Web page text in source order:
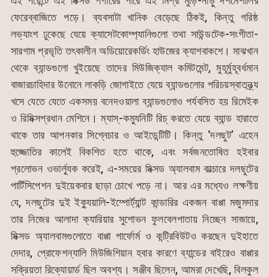
ফেরেব্বাজিতে পড়ে। ব্যবসাটা খানিক বেড়েছে ঠিকই, কিন্তু গরিষ্ঠ
লভ্যাংশ ঢুকেছে যেয়ে ক্যাসেটকোম্প্যানিগুলো তথা সাউন্ডটেক-সংগীতা-
সারগাম প্রভৃতি তৎকালীন অডিয়োরেকর্ডিং হাউজের ক্যাশবাকশে। মাঝখান
থেকে ব্যান্ডগুলো খুইয়েছে তাদের মিউজিক্যাল কমিটমেন্ট, মুহূর্মুহূবর্ধমান
বাজারচাহিদার উনোনে লাকড়ি জোগাইতে যেয়ে ব্যান্ডগুলোর পরিচয়স্বাতন্ত্র্য
খসে যেতে যেতে একসময় বনেদওয়ালা ব্যান্ডগুলোও পর্যবসিত হয় রিমেইক
ও রিমিক্সপ্রধান মেশিনে। ম্যাস্-কম্যুনিটি রিচ্ করতে যেয়ে ব্যান্ড হারাতে
থাকে তার আপনকার সিগ্নেচার ও আইডেন্টিটি। কিন্তু ‘দলছুট’ এহেন
হুজ্জোতির কালেই বিকশিত হতে থাকে, এবং সর্বজনতোষিত হইবার
প্রলোভন ওভার্ল্যুক করেই, এ-সময়ের মিক্সড অ্যালবাম কাল্চারে দলছুটের
পার্টিসিপেশন দুইয়েকবার ছাড়া চোখে পড়ে না। আর এর মধ্যেও লক্ষণীয়
যে, দলছুটের দুই ইক্যুয়ালি-ইম্পোর্ট্যান্ট কান্ডারির একজন বাপ্পা মজুমদার
তার নিজের আলাদা ক্যারিয়ার সুশোভন ফুলবেলপাতায় নিচ্ছেন সাজায়ে,
মিক্সড অ্যালবামগুলোতে বাপ্পা পার্ফোর্ম ও কন্ট্রিবিউটও করছেন দুইহাতে
দেদার, প্রোফেশন্যালি মিউজিশিয়ান হবার কারণে ব্যান্ডের বাইরেও বাপ্পার
সক্রিয়তা রিক্যোয়ার্ড ছিল অবশ্য। সঞ্জীব ছিলেন, আমরা দেখেছি, বিলকুল